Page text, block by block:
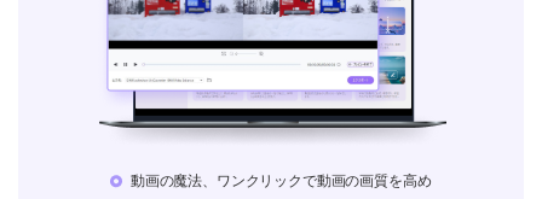
動画の魔法、ワンクリックで動画の画質を高め